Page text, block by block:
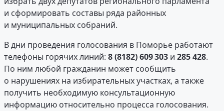
и сформировать составы ряда районных
и муниципальных собраний.
В дни проведения голосования в Поморье работают
телефоны горячих линий: 8 (8182) 609 303 и 285 428.
По ним любой гражданин может сообщить
о нарушениях на избирательных участках, а также
получить необходимую консультационную
информацию относительно процесса голосования.